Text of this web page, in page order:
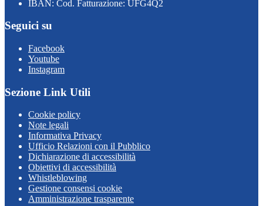
IBAN: Cod. Fatturazione: UFG4Q2
Seguici su
Facebook
Youtube
Instagram
Sezione Link Utili
Cookie policy
Note legali
Informativa Privacy
Ufficio Relazioni con il Pubblico
Dichiarazione di accessibilità
Obiettivi di accessibilità
Whistleblowing
Gestione consensi cookie
Amministrazione trasparente